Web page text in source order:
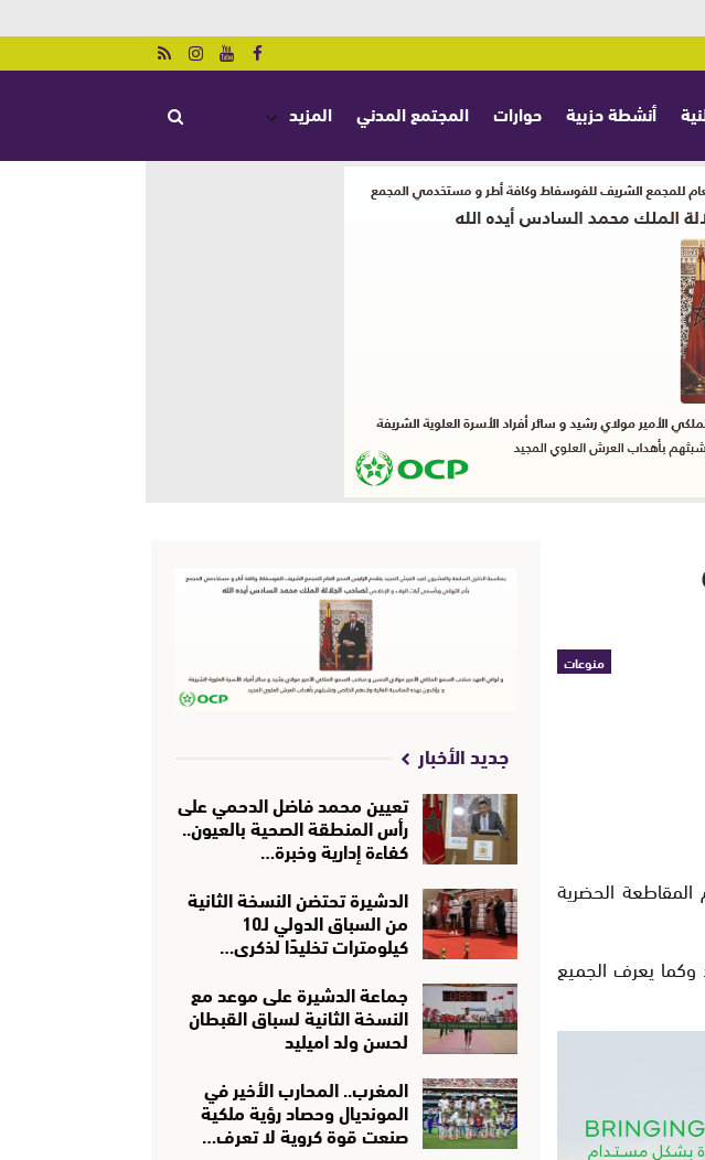
أنشطة حزبية حوارات المجتمع المدني المزيد
منوعات
الحضرية
يعرف الجميع
جديد الأخبار
تعيين محمد فاضل الدحمي على
رأس المنطقة الصحية بالعيون..
كفاءة إدارية وخبرة…
الدشيرة تحتضن النسخة الثانية
من السباق الدولي لـ10
كيلومترات تخليدًا لذكرى…
جماعة الدشيرة على موعد مع
النسخة الثانية لسباق القبطان
لحسن ولد اميليد
المغرب.. المحارب الأخير في
المونديال وحصاد رؤية ملكية
صنعت قوة كروية لا تعرف…